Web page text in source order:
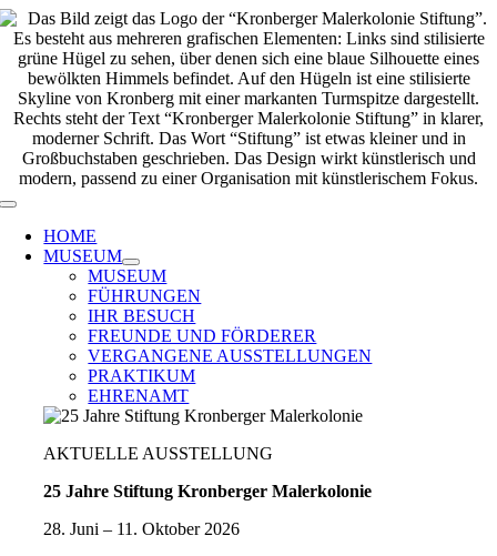
Zum
Inhalt
springen
Toggle
Navigation
HOME
MUSEUM
MUSEUM
FÜHRUNGEN
IHR BESUCH
FREUNDE UND FÖRDERER
VERGANGENE AUSSTELLUNGEN
PRAKTIKUM
EHRENAMT
AKTUELLE AUSSTELLUNG
25 Jahre Stiftung Kronberger Malerkolonie
28. Juni – 11. Oktober 2026